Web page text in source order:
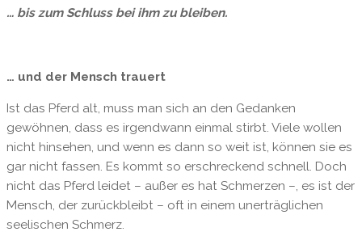
… bis zum Schluss bei ihm zu bleiben.
… und der Mensch trauert
Ist das Pferd alt, muss man sich an den Gedanken
gewöhnen, dass es irgendwann einmal stirbt. Viele wollen
nicht hinsehen, und wenn es dann so weit ist, können sie es
gar nicht fassen. Es kommt so erschreckend schnell. Doch
nicht das Pferd leidet – außer es hat Schmerzen –, es ist der
Mensch, der zurückbleibt – oft in einem unerträglichen
seelischen Schmerz.